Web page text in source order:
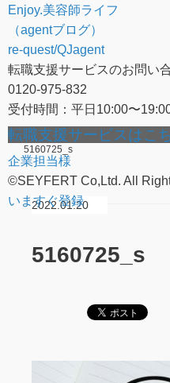
Enjoy.美容師ライフ
（agentブログ）
re-quest/QJagent
転職支援サービスのお問い
0120-975-832
受付時間：平日10:00〜
転職支援サービスはこ
企業担当様
©SEYFERT Co,Ltd. All
いますぐ登録
ホーム/ ミドル層オーナー必見!
5160725_s
2022.01.20
5160725_s